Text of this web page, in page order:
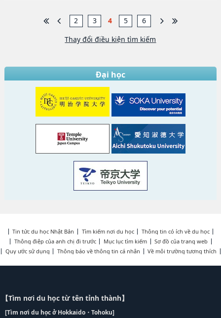
2 3 4 5 6
Thay đổi điều kiện tìm kiếm
Đại học
Tin tức du học Nhật Bản Tìm kiếm nơi du học
Thông tin có ích về du học
Thông điệp của anh chị đi trước
Mục lục tìm kiếm
Sơ đồ của trang web
Quy ước sử dụng
Thông báo về thông tin cá nhân Về môi trường tương thích
【Tìm nơi du học từ tên tỉnh thành】
[Tìm nơi du học ở Hokkaido・Tohoku]